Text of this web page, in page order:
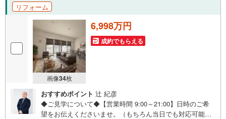
リフォーム
画像34枚
6,998万円
成約でもらえる
おすすめポイント 辻 紀彦
◆ご見学について◆【営業時間 9:00～21:00】日時のご希
望をお伝えくださいませ。（もちろん当日でも対応可能で